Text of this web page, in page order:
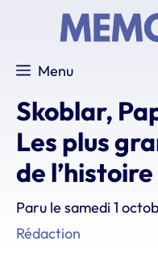
Menu
Skoblar,
Les plus
de l’histoire
Paru le samedi 1
Rédaction